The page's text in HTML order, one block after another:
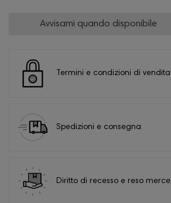
Avvisami quando disponibile
Termini e condizioni di vendita
Spedizioni e consegna
Diritto di recesso e reso merce